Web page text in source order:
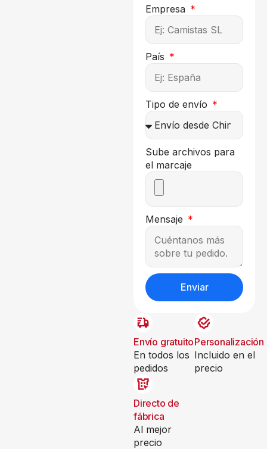
Empresa
País
Tipo de envío
Sube archivos para
el marcaje
Mensaje
Enviar
Envío gratuito
En todos los
pedidos
Personalización
Incluido en el
precio
Directo de
fábrica
Al mejor
precio